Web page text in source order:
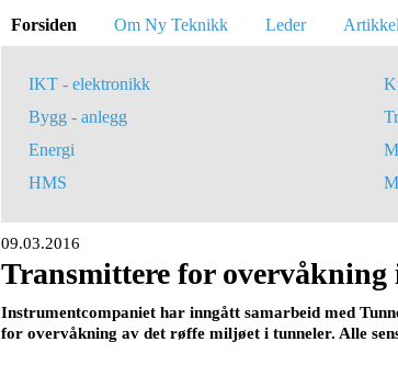
Forsiden Om Ny Teknikk Leder
IKT - elektronikk
Bygg - anlegg
Energi
HMS
09.03.2016
Transmittere for overvåkning
Instrumentcompaniet har inngått samarbeid med
for overvåkning av det røffe miljøet i tunneler. Alle